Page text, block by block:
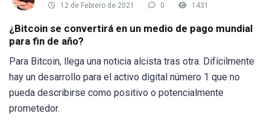
12 de Febrero de 2021 0 1431
¿Bitcoin se convertirá en un medio de pago mundial
para fin de año?
Para Bitcoin, llega una noticia alcista tras otra. Difícilmente
hay un desarrollo para el activo digital número 1 que no
pueda describirse como positivo o potencialmente
prometedor.